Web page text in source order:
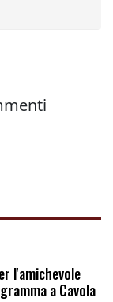
l'amichevole
a Cavola